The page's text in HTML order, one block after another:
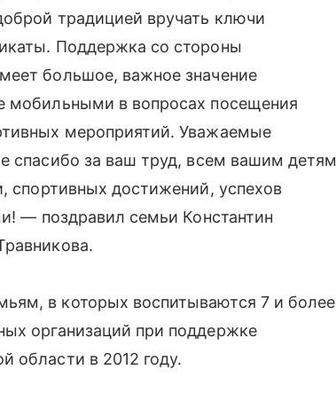
традицией вручать ключи
Поддержка со стороны
большое, важное значение
мобильными в вопросах посещения
мероприятий. Уважаемые
спасибо за ваш труд, всем вашим детям
спортивных достижений, успехов
— поздравил семьи Константин
в которых воспитываются 7 и более
организаций при поддержке
области в 2012 году.